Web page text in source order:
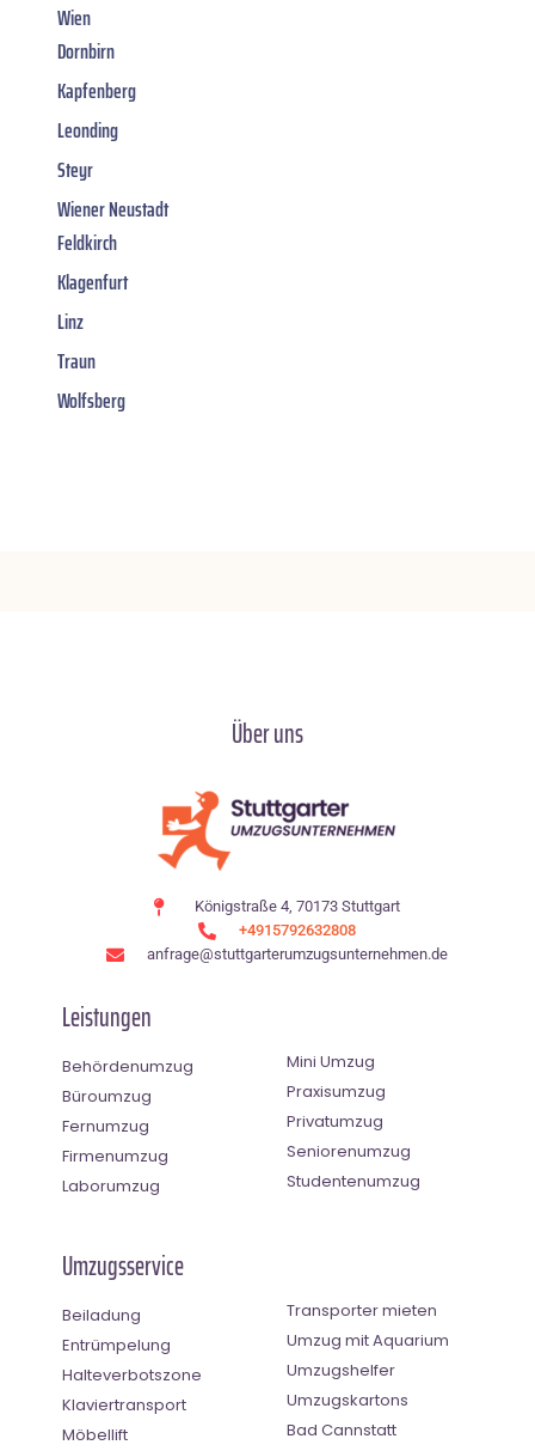
Wien
Dornbirn
Kapfenberg
Leonding
Steyr
Wiener Neustadt
Feldkirch
Klagenfurt
Linz
Traun
Wolfsberg
Über uns
Königstraße 4, 70173 Stuttgart
+4915792632808
anfrage@stuttgarterumzugsunternehmen.de
Leistungen
Behördenumzug
Büroumzug
Fernumzug
Firmenumzug
Laborumzug
Mini Umzug
Praxisumzug
Privatumzug
Seniorenumzug
Studentenumzug
Umzugsservice
Beiladung
Entrümpelung
Halteverbotszone
Klaviertransport
Möbellift
Transporter mieten
Umzug mit Aquarium
Umzugshelfer
Umzugskartons
Bad Cannstatt